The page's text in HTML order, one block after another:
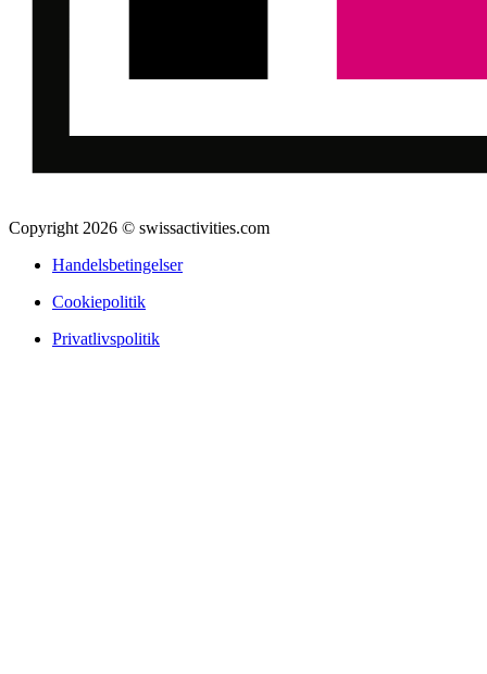
Copyright 2026 © swissactivities.com
Handelsbetingelser
Cookiepolitik
Privatlivspolitik